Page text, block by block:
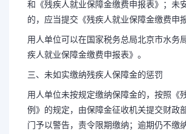
和《残疾人就业保障金缴费申报表》；未
的，应当提交《残疾人就业保障金缴费申
用人单位可以在国家税务总局北京市水务
疾人就业保障金缴费申报表》。
三、未如实缴纳残疾人保障金的惩罚
用人单位未按规定缴纳保障金的，按照《
例》的规定，由保障金征收机关提交财政
门予以警告，责令限期缴纳；逾期仍不缴